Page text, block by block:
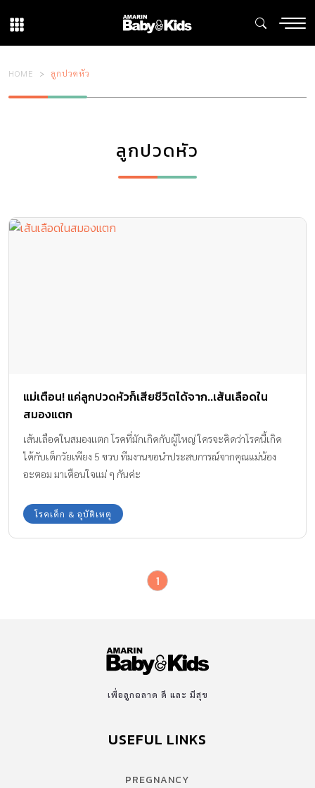
HOME ลูกปวดหัว
ลูกปวดหัว
แม่เตือน! แค่ลูกปวดหัวก็เสียชีวิตได้จาก..เส้นเลือดใน
สมองแตก
เส้นเลือดในสมองแตก โรคที่มักเกิดกับผู้ใหญ่ ใครจะคิดว่าโรคนี้เกิด
ได้กับเด็กวัยเพียง 5 ขวบ ทีมงานขอนำประสบการณ์จากคุณแม่น้อง
อะตอม มาเตือนใจแม่ ๆ กันค่ะ
โรคเด็ก & อุบัติเหตุ
1
เพื่อลูกฉลาด ดี และ มีสุข
USEFUL LINKS
PREGNANCY